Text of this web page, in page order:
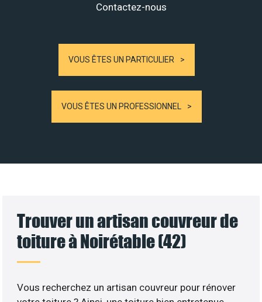
Contactez-nous
VOUS ÊTES UN PARTICULIER
VOUS ÊTES UN PROFESSIONNEL
Trouver un artisan couvreur de
toiture à Noirétable (42)
Vous recherchez un artisan couvreur pour rénover